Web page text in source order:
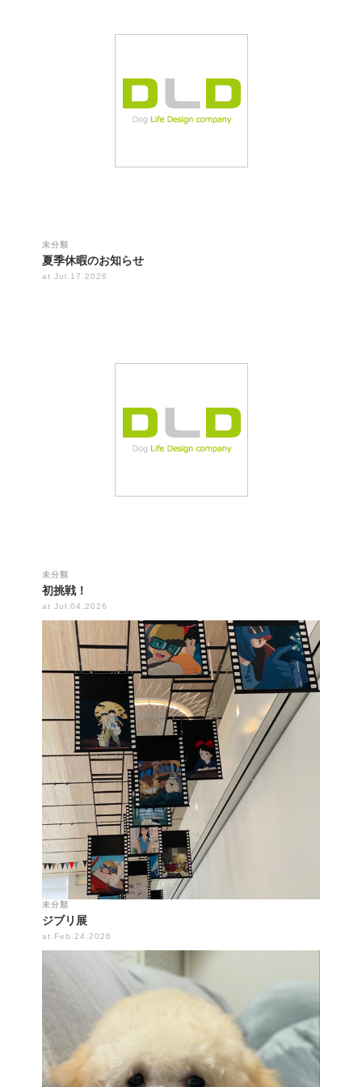
未分類
夏季休暇のお知らせ
at Jul.17.2026
未分類
初挑戦！
at Jul.04.2026
未分類
ジブリ展
at Feb.24.2026